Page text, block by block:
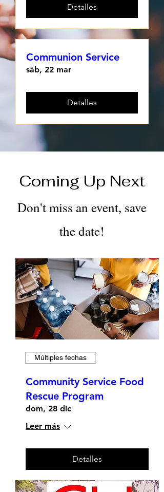
Detalles
Communion Service
sáb, 22 mar
Detalles
Coming Up Next
Don't miss an event, save
the date!
Múltiples fechas
Community Service Food
Rescue Program
dom, 28 dic
Leer más
Detalles